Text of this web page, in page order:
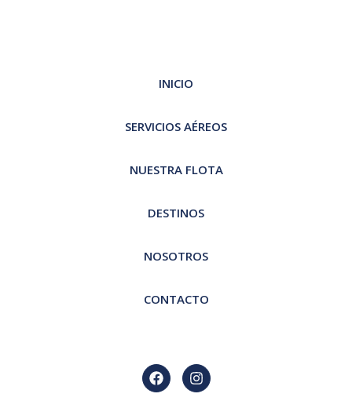
INICIO
SERVICIOS AÉREOS
NUESTRA FLOTA
DESTINOS
NOSOTROS
CONTACTO